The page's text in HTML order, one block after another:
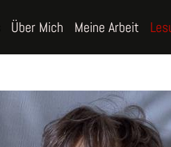
Über Mich Meine Arbeit